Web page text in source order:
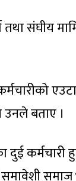
संघीय
बताए ।
दुई
समाज